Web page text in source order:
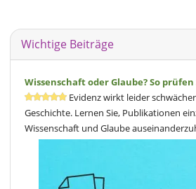
Wichtige Beiträge
Wissenschaft oder Glaube? So
Evidenz wirkt leider
Geschichte. Lernen Sie, Publikationen
Wissenschaft und Glaube